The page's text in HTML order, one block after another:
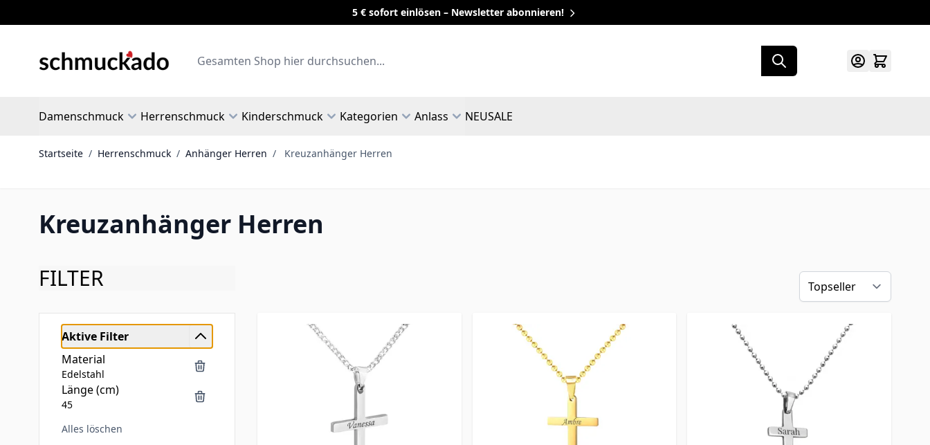
5 € sofort einlösen – Newsletter abonnieren!
Search
Damenschmuck Herrenschmuck Kinderschmuck Kategorien Anlass NEUSALE
Startseite / Herrenschmuck / Anhänger Herren / Kreuzanhänger Herren
Kreuzanhänger Herren
FILTER
Aktive Filter
Material
Edelstahl
Länge (cm)
45
Alles löschen